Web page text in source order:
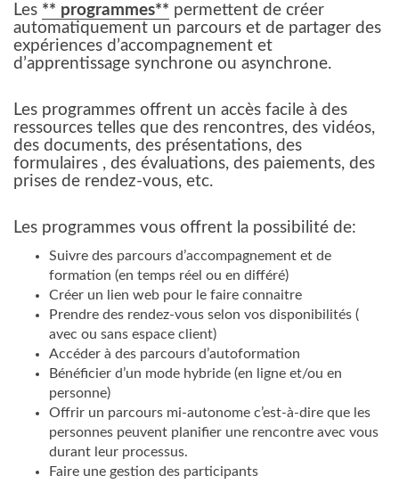
Les ** programmes** permettent de créer
automatiquement un parcours et de partager des
expériences d’accompagnement et
d’apprentissage synchrone ou asynchrone.
Les programmes offrent un accès facile à des
ressources telles que des rencontres, des vidéos,
des documents, des présentations, des
formulaires , des évaluations, des paiements, des
prises de rendez-vous, etc.
Les programmes vous offrent la possibilité de:
Suivre des parcours d’accompagnement et de
formation (en temps réel ou en différé)
Créer un lien web pour le faire connaitre
Prendre des rendez-vous selon vos disponibilités (
avec ou sans espace client)
Accéder à des parcours d’autoformation
Bénéficier d’un mode hybride (en ligne et/ou en
personne)
Offrir un parcours mi-autonome c’est-à-dire que les
personnes peuvent planifier une rencontre avec vous
durant leur processus.
Faire une gestion des participants